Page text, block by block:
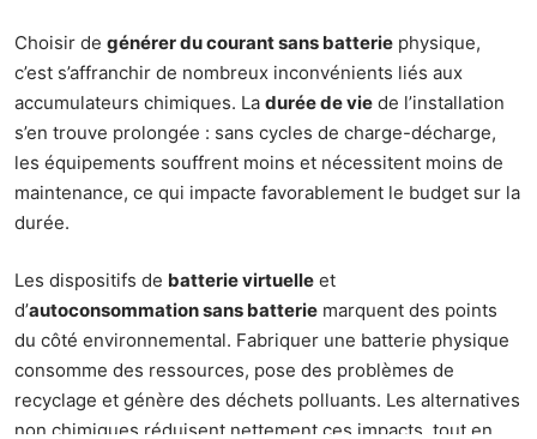
Choisir de générer du courant sans batterie physique,
c’est s’affranchir de nombreux inconvénients liés aux
accumulateurs chimiques. La durée de vie de l’installation
s’en trouve prolongée : sans cycles de charge-décharge,
les équipements souffrent moins et nécessitent moins de
maintenance, ce qui impacte favorablement le budget sur la
durée.
Les dispositifs de batterie virtuelle et
d’autoconsommation sans batterie marquent des points
du côté environnemental. Fabriquer une batterie physique
consomme des ressources, pose des problèmes de
recyclage et génère des déchets polluants. Les alternatives
non chimiques réduisent nettement ces impacts, tout en